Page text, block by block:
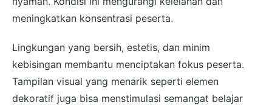
meningkatkan konsentrasi peserta.
Lingkungan yang bersih, estetis, dan minim
kebisingan membantu menciptakan fokus peserta.
Tampilan visual yang menarik seperti elemen
dekoratif juga bisa menstimulasi semangat belajar